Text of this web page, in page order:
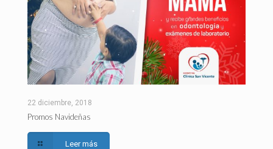
22 diciembre, 2018
Promos Navideñas
Leer más